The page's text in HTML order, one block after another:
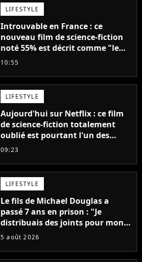
LIFESTYLE
Introuvable en France : ce
nouveau film de science-fiction
noté 55% est décrit comme "le
plus stupide de l'année"
10:55
LIFESTYLE
Aujourd'hui sur Netflix : ce film
de science-fiction totalement
oublié est pourtant l'un des
meilleurs des années 2010
09:23
LIFESTYLE
Le fils de Michael Douglas a
passé 7 ans en prison : "Je
distribuais des joints pour mon
père"
5 août 2026